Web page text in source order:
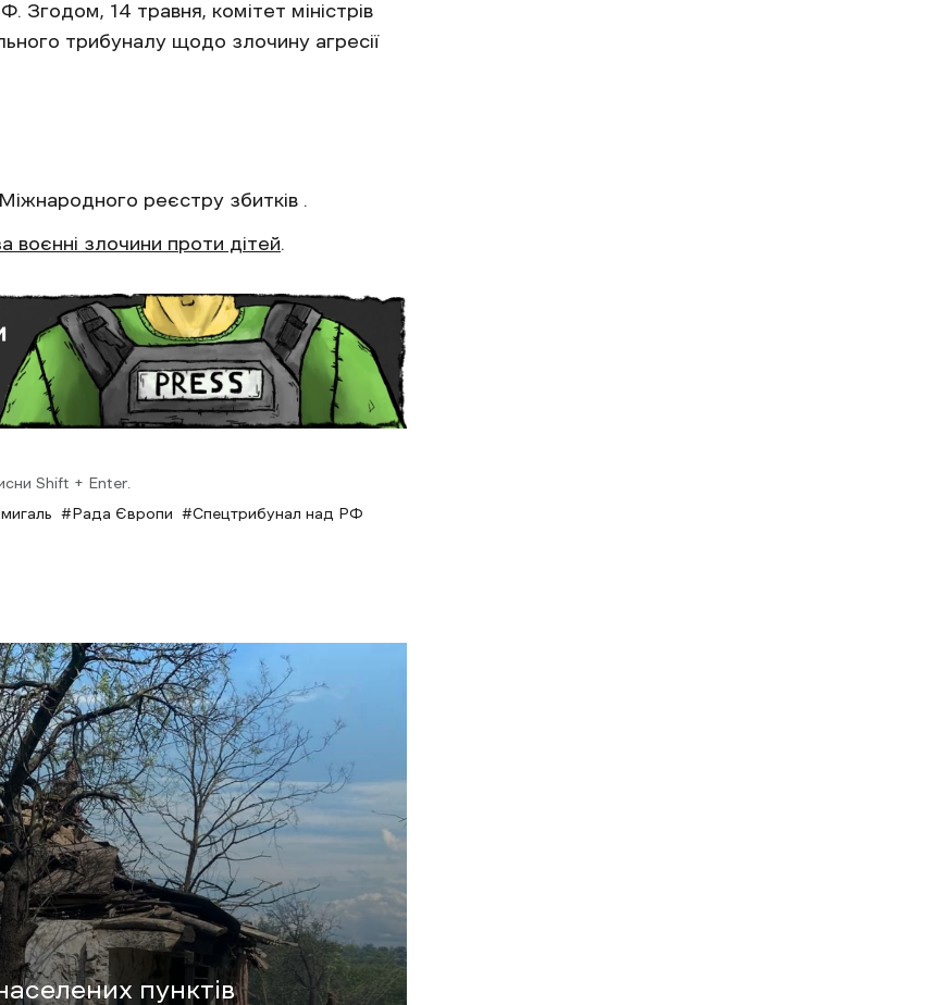
Згодом, 14 травня, комітет міністрів
трибуналу щодо злочину агресії
реєстру збитків .
воєнні злочини проти дітей.
Shift + Enter.
Рада Європи Спецтрибунал над РФ
пунктів